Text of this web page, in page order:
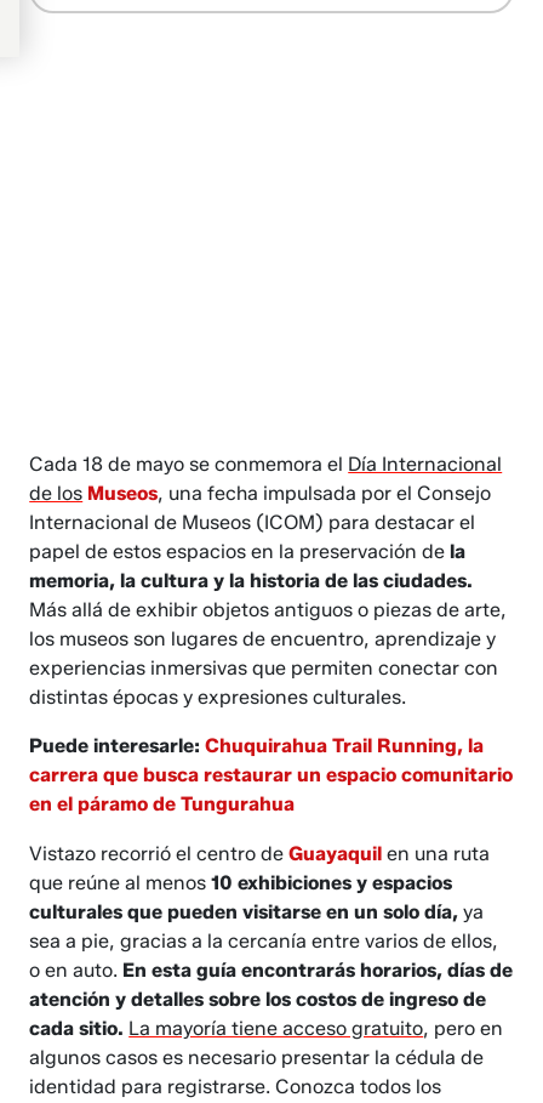
Cada 18 de mayo se conmemora el Día Internacional
de los Museos, una fecha impulsada por el Consejo
Internacional de Museos (ICOM) para destacar el
papel de estos espacios en la preservación de la
memoria, la cultura y la historia de las ciudades.
Más allá de exhibir objetos antiguos o piezas de arte,
los museos son lugares de encuentro, aprendizaje y
experiencias inmersivas que permiten conectar con
distintas épocas y expresiones culturales.
Puede interesarle: Chuquirahua Trail Running, la
carrera que busca restaurar un espacio comunitario
en el páramo de Tungurahua
Vistazo recorrió el centro deGuayaquilen una ruta
que reúne al menos10 exhibiciones y espacios
culturales que pueden visitarse en un solo día,ya
sea a pie, gracias a la cercanía entre varios de ellos,
o en auto. En esta guía encontrarás horarios, días de
atención y detalles sobre los costos de ingreso de
cada sitio. La mayoría tiene acceso gratuito, pero en
algunos casos es necesario presentar la cédula de
identidad para registrarse. Conozca todos los